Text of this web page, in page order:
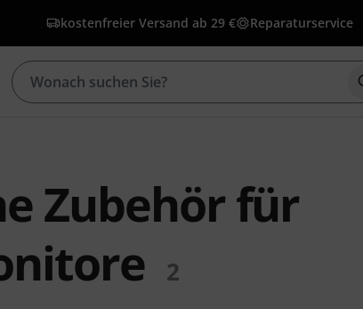
kostenfreier Versand ab 29 € Reparaturservice
Zubehör für
2